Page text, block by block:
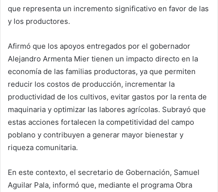
que representa un incremento significativo en favor de las
y los productores.
Afirmó que los apoyos entregados por el gobernador
Alejandro Armenta Mier tienen un impacto directo en la
economía de las familias productoras, ya que permiten
reducir los costos de producción, incrementar la
productividad de los cultivos, evitar gastos por la renta de
maquinaria y optimizar las labores agrícolas. Subrayó que
estas acciones fortalecen la competitividad del campo
poblano y contribuyen a generar mayor bienestar y
riqueza comunitaria.
En este contexto, el secretario de Gobernación, Samuel
Aguilar Pala, informó que, mediante el programa Obra